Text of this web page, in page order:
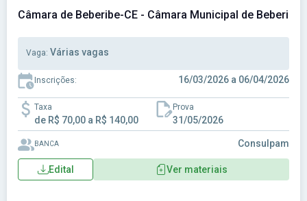
Câmara de Beberibe-CE - Câmara Municipal de Beberibe-
Vaga: Várias vagas
Inscrições: 16/03/2026 a 06/04/2026
Taxa
de R$ 70,00 a R$ 140,00
Prova
31/05/2026
BANCA Consulpam
Edital Ver materiais